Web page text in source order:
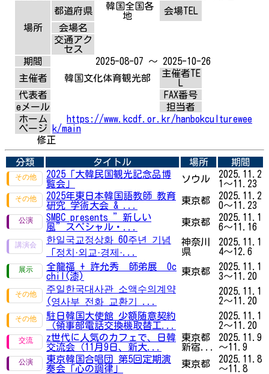
場所
都道府県
韓国全国各
地
会場TEL
会場名
交通アク
セス
期間
2025-08-07 ～ 2025-10-26
主催者
韓国文化体育観光部
主催者TE
代表者
FAX番号
eメール
担当者
ホーム
ページ
https://www.kcdf.or.kr/hanbokculturewee
k/main
修正
分類 タイトル 場所
期間
2025「大韓民国観光記念品博
覧会」
ソウル
2025.11.2
1～11.23
2025年東日本韓国語教師 教育
研究 学術大会 & ...
東京都
2025.11.2
0～11.23
SMBC presents ”新しい
風”スペシャル・...
東京都
2025.11.1
6～11.16
한일국교정상화 60주년 기념
「︎정치·외교·경제·...
神奈川
県
2025.11.1
4～12.6
全龍福 + 許允秀 師弟展 Oc
chil(漆)
東京都
2025.11.1
3～11.20
주일한국대사관 소액수의계약
(영사부 전화 교환기 ...
2025.11.1
2～11.20
駐日韓国大使館 少額随意契約
（領事部電話交換機取替工...
2025.11.1
2～11.20
z世代に人気のカフェで、日韓
交流会（11月9日、新大...
東京都
新宿...
2025.11.9
～11.9
東京韓国合唱団 第5回定期演
奏会「心の調律」
東京都
2025.11.8
～11.8